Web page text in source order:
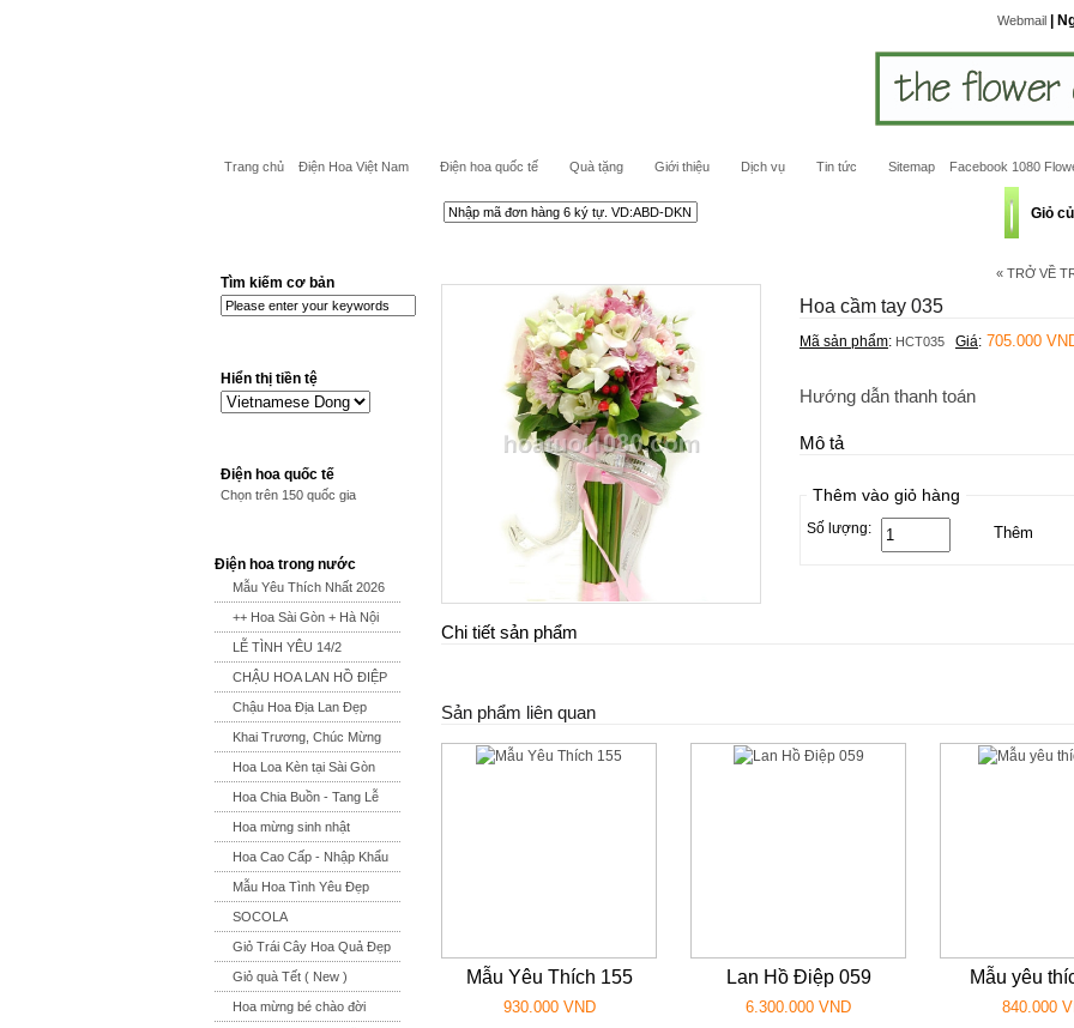
Webmail |
Trang chủ Điện Hoa Việt Nam Điện hoa quốc tế Quà tặng Giới thiệu Dịch vụ Tin tức Sitemap Facebook 1080
Giỏ
Tìm kiếm cơ bản
Hiển thị tiền tệ
Điện hoa quốc tế
Chọn trên 150 quốc gia
Điện hoa trong nước
Mẫu Yêu Thích Nhất 2026
++ Hoa Sài Gòn + Hà Nội
LỄ TÌNH YÊU 14/2
CHẬU HOA LAN HỒ ĐIỆP
Chậu Hoa Địa Lan Đẹp
Khai Trương, Chúc Mừng
Hoa Loa Kèn tại Sài Gòn
Hoa Chia Buồn - Tang Lễ
Hoa mừng sinh nhật
Hoa Cao Cấp - Nhập Khẩu
Mẫu Hoa Tình Yêu Đẹp
SOCOLA
Giỏ Trái Cây Hoa Quả Đẹp
Giỏ quà Tết ( New )
Hoa mừng bé chào đời
« TRỞ VỀ
Hoa cầm tay 035
Mã sản phẩm: HCT035 Giá: 705.000
Hướng dẫn thanh toán
Mô tả
Thêm vào giỏ hàng
Số lượng:
Chi tiết sản phẩm
Sản phẩm liên quan
Mẫu Yêu Thích 155
930.000 VND
Lan Hồ Điệp 059
6.300.000 VND
Mẫu yêu
840.000